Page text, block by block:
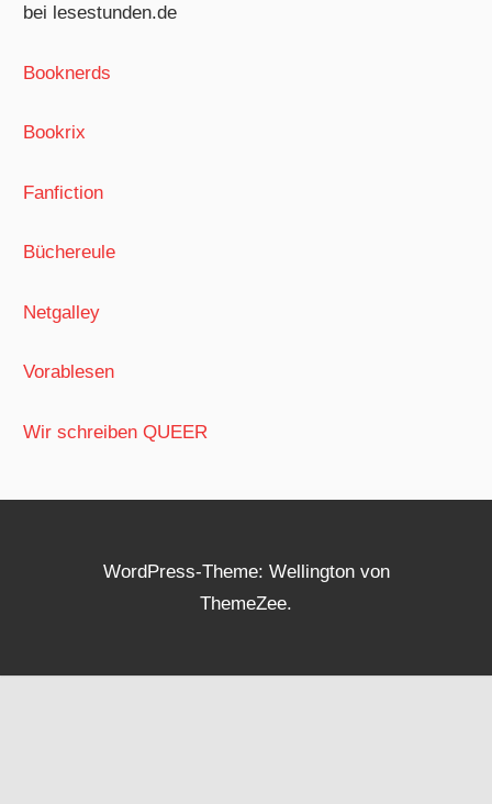
bei lesestunden.de
Booknerds
Bookrix
Fanfiction
Büchereule
Netgalley
Vorablesen
Wir schreiben QUEER
WordPress-Theme: Wellington von
ThemeZee.